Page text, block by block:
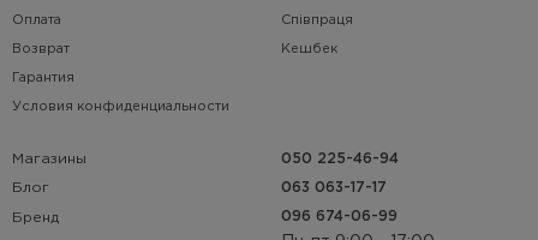
Оплата
Возврат
Гарантия
Условия конфиденциальности
Співпраця
Кешбек
Магазины
Блог
Бренд
050 225-46-94
063 063-17-17
096 674-06-99